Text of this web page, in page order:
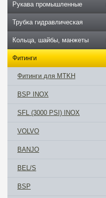
Рукава промышленные
Трубка гидравлическая
Кольца, шайбы, манжеты
Фитинги
Фитинги для MTKH
BSP INOX
SFL (3000 PSI) INOX
VOLVO
BANJO
BEL/S
BSP